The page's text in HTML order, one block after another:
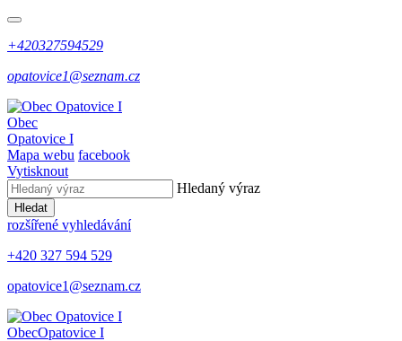
+420327594529
opatovice1@seznam.cz
Obec
Opatovice I
Mapa webu facebook
Vytisknout
Hledaný výraz
Hledat
rozšířené vyhledávání
+420 327 594 529
opatovice1@seznam.cz
ObecOpatovice I